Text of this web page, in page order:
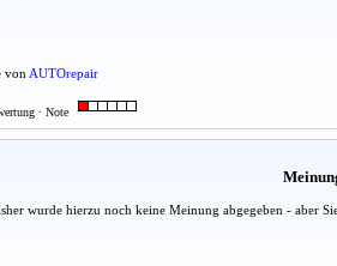
vonAUTOrepair
· Note
wurde hierzu noch keine Meinung abgegeben - aber